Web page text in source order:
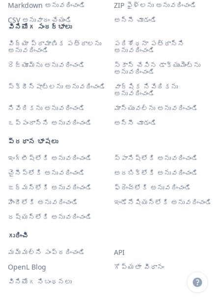
వినియోగ సందర్భాలు
విద్యా ప్రామాణిక పత్రాలను
అనువదించండి
పరిశోధనా పత్రాన్ని
అనువదించండి
రెజ్యూమ్‌ను అనువదించండి
స్కాన్ చేసిన డాక్యుమెంట్‌ను
అనువదించండి
స్క్రీన్‌షాట్‌లను అనువదించండి
వార్షిక నివేదికను
అనువదించండి
నివేదికను అనువదించండి
మాన్యువల్‌ను అనువదించండి
ఒప్పందాన్ని అనువదించండి
అన్నీ చూడండి
ప్రధాన భాషలు
ఇంగ్లీష్‌లోకి అనువదించండి
స్పానిష్‌లోకి అనువదించండి
చైనీస్‌లోకి అనువదించండి
అరబిక్‌లోకి అనువదించండి
జర్మన్‌లోకి అనువదించండి
ఫ్రెంచ్‌లోకి అనువదించండి
హిందీలోకి అనువదించండి
ఇండోనేషియన్‌లోకి అనువదించండి
రష్యన్‌లోకి అనువదించండి
Markdown అనువదించండి
ZIP ఫైళ్లను అనువదించండి
CSV అనువాదం చేయండి
అన్నీ చూడండి
గురించి
మమ్మల్ని సంప్రదించండి
API
OpenL Blog
గోప్యతా విధానం
వినియోగ నిబంధనలు